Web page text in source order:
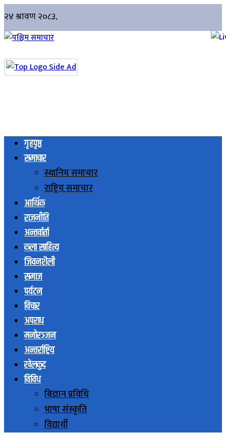
गृहपृष्ठ
समाचार
स्थानिय समाचार
राष्ट्रिय समाचार
आर्थिक
राजनीति
अन्तर्वार्ता
कला साहित्य
जिवनशैली
समाज
पर्यटन
विचार
अपराध
मनोरञ्जन
अन्तर्राष्ट्रिय
खेलकुद
विविध
बिज्ञान प्रविधि
भाषा संस्कृति
विद्यार्थी